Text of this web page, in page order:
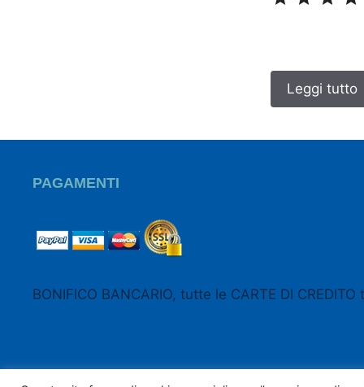
Leggi tutto
PAGAMENTI
BONIFICO BANCARIO, tutte le CARTE DI CREDITO